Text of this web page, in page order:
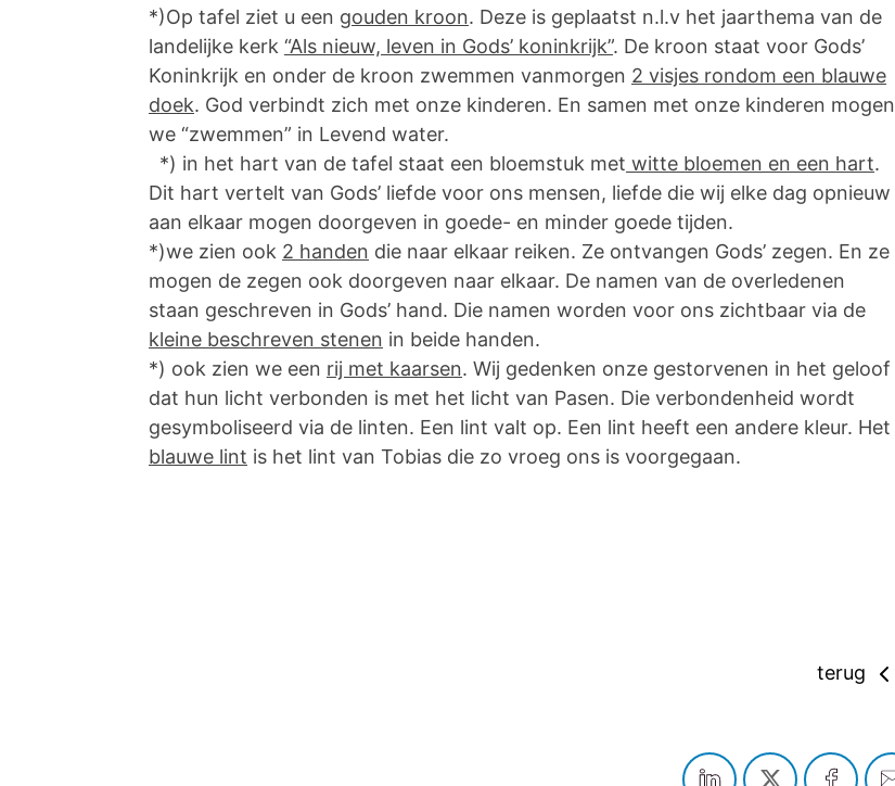
*)Op tafel ziet u een gouden kroon. Deze is geplaatst n.l.v het jaarthema van de
landelijke kerk “Als nieuw, leven in Gods’ koninkrijk”. De kroon staat voor Gods’
Koninkrijk en onder de kroon zwemmen vanmorgen 2 visjes rondom een blauwe
doek. God verbindt zich met onze kinderen. En samen met onze kinderen mogen
we “zwemmen” in Levend water.
*) in het hart van de tafel staat een bloemstuk met witte bloemen en een hart.
Dit hart vertelt van Gods’ liefde voor ons mensen, liefde die wij elke dag opnieuw
aan elkaar mogen doorgeven in goede- en minder goede tijden.
*)we zien ook 2 handen die naar elkaar reiken. Ze ontvangen Gods’ zegen. En ze
mogen de zegen ook doorgeven naar elkaar. De namen van de overledenen
staan geschreven in Gods’ hand. Die namen worden voor ons zichtbaar via de
kleine beschreven stenen in beide handen.
*) ook zien we een rij met kaarsen. Wij gedenken onze gestorvenen in het geloof
dat hun licht verbonden is met het licht van Pasen. Die verbondenheid wordt
gesymboliseerd via de linten. Een lint valt op. Een lint heeft een andere kleur. Het
blauwe lint is het lint van Tobias die zo vroeg ons is voorgegaan.
terug